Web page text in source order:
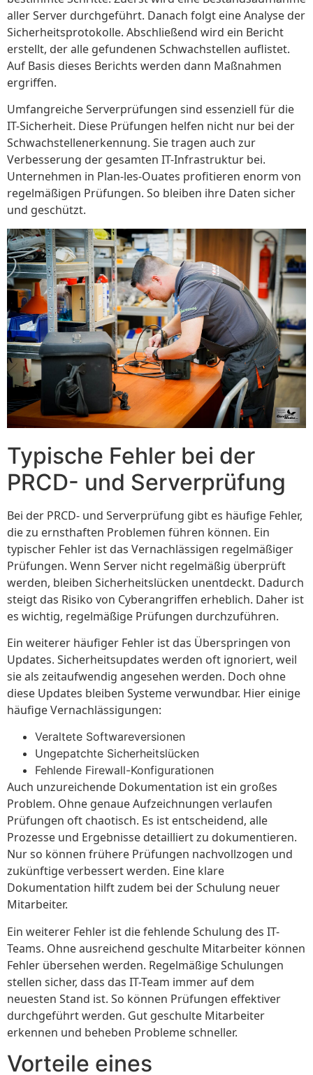
aller Server durchgeführt. Danach folgt eine Analyse der
Sicherheitsprotokolle. Abschließend wird ein Bericht
erstellt, der alle gefundenen Schwachstellen auflistet.
Auf Basis dieses Berichts werden dann Maßnahmen
ergriffen.
Umfangreiche Serverprüfungen sind essenziell für die
IT-Sicherheit. Diese Prüfungen helfen nicht nur bei der
Schwachstellenerkennung. Sie tragen auch zur
Verbesserung der gesamten IT-Infrastruktur bei.
Unternehmen in Plan-les-Ouates profitieren enorm von
regelmäßigen Prüfungen. So bleiben ihre Daten sicher
und geschützt.
Typische Fehler bei der
PRCD- und Serverprüfung
Bei der PRCD- und Serverprüfung gibt es häufige Fehler,
die zu ernsthaften Problemen führen können. Ein
typischer Fehler ist das Vernachlässigen regelmäßiger
Prüfungen. Wenn Server nicht regelmäßig überprüft
werden, bleiben Sicherheitslücken unentdeckt. Dadurch
steigt das Risiko von Cyberangriffen erheblich. Daher ist
es wichtig, regelmäßige Prüfungen durchzuführen.
Ein weiterer häufiger Fehler ist das Überspringen von
Updates. Sicherheitsupdates werden oft ignoriert, weil
sie als zeitaufwendig angesehen werden. Doch ohne
diese Updates bleiben Systeme verwundbar. Hier einige
häufige Vernachlässigungen:
Veraltete Softwareversionen
Ungepatchte Sicherheitslücken
Fehlende Firewall-Konfigurationen
Auch unzureichende Dokumentation ist ein großes
Problem. Ohne genaue Aufzeichnungen verlaufen
Prüfungen oft chaotisch. Es ist entscheidend, alle
Prozesse und Ergebnisse detailliert zu dokumentieren.
Nur so können frühere Prüfungen nachvollzogen und
zukünftige verbessert werden. Eine klare
Dokumentation hilft zudem bei der Schulung neuer
Mitarbeiter.
Ein weiterer Fehler ist die fehlende Schulung des IT-
Teams. Ohne ausreichend geschulte Mitarbeiter können
Fehler übersehen werden. Regelmäßige Schulungen
stellen sicher, dass das IT-Team immer auf dem
neuesten Stand ist. So können Prüfungen effektiver
durchgeführt werden. Gut geschulte Mitarbeiter
erkennen und beheben Probleme schneller.
Vorteile eines